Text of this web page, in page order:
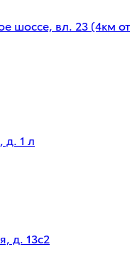
шоссе, вл. 23 (4км от
д. 1 л
д. 13с2